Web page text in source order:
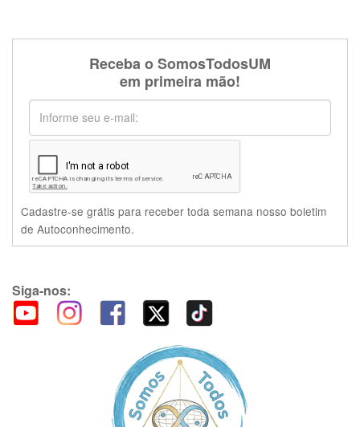
Receba o SomosTodosUM
em primeira mão!
Cadastre-se grátis para receber toda semana nosso boletim
de Autoconhecimento.
Siga-nos: